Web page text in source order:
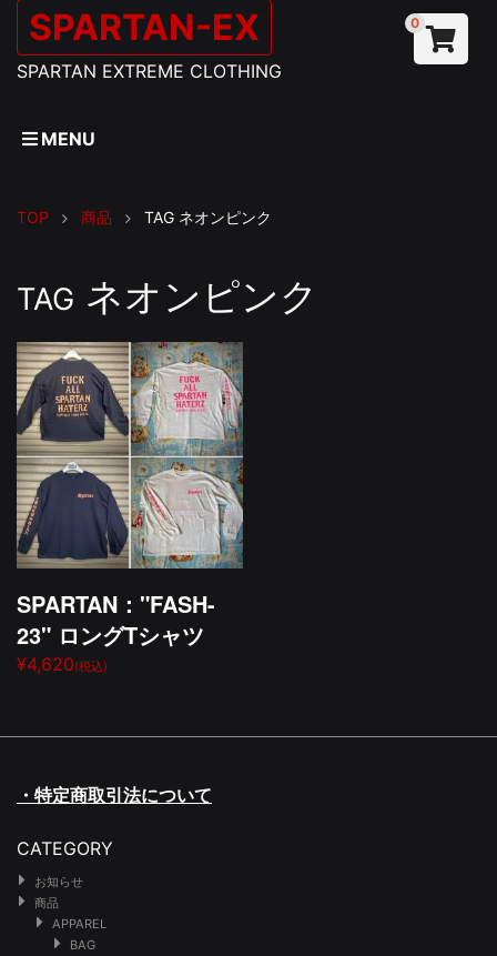
SPARTAN-EX
SPARTAN EXTREME CLOTHING
0
MENU
TOP 商品 TAG ネオンピンク
TAG ネオンピンク
SPARTAN："FASH-
23" ロングTシャツ
¥4,620(税込)
・特定商取引法について
CATEGORY
お知らせ
商品
APPAREL
BAG